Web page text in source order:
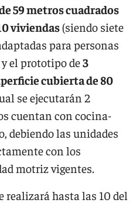
59 metros cuadrados
viviendas(siendo siete
para personas
el prototipo de3
cubierta de 80
se ejecutarán 2
cuentan con cocina-
debiendo las unidades
con los
motriz vigentes.
realizará hasta las 10 del